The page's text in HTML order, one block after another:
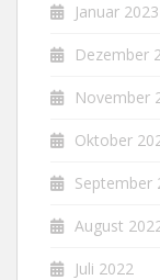
Januar 2023
Dezember
November
Oktober
September
August
Juli 2022